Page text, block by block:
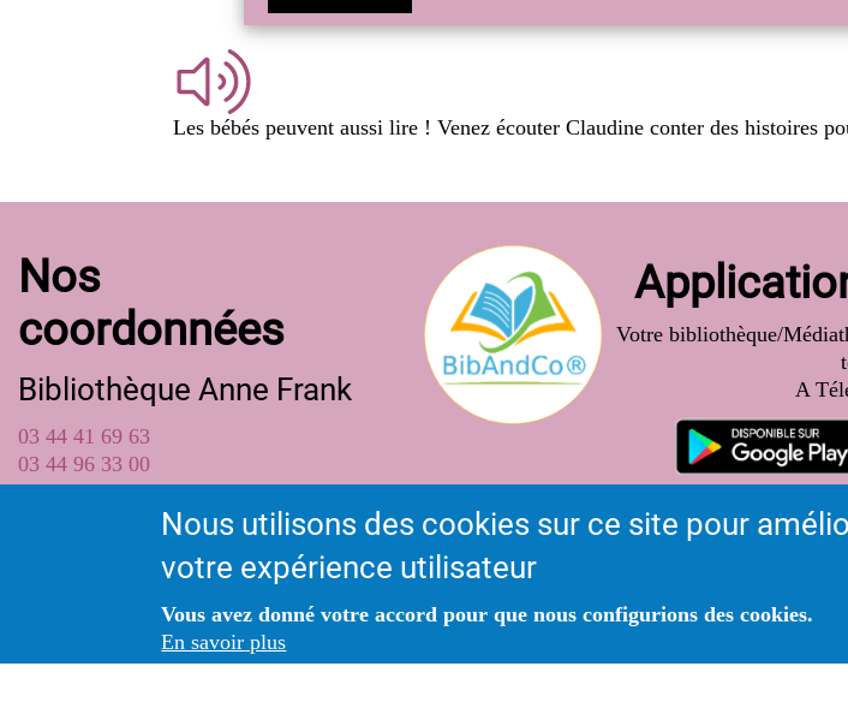
Les bébés peuvent aussi lire ! Venez écouter Claudine conter des histoires
Nos
coordonnées
Bibliothèque Anne Frank
03 44 41 69 63
03 44 96 33 00
bibliotheque@ville-longueilannel.fr
80 rue des écoles
60150 LONGUEIL-ANNEL
Votre bibliothèque/
A
Nous utilisons des cookies sur ce site pour
votre expérience utilisateur
Vous avez donné votre accord pour que nous configurions des cookies.
En savoir plus